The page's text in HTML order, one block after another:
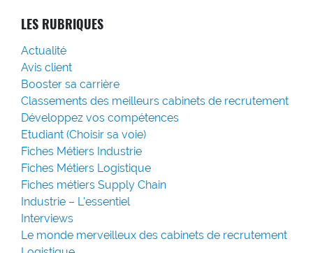
LES RUBRIQUES
Actualité
Avis client
Booster sa carrière
Classements des meilleurs cabinets de recrutement
Développez vos compétences
Etudiant (Choisir sa voie)
Fiches Métiers Industrie
Fiches Métiers Logistique
Fiches métiers Supply Chain
Industrie – L'essentiel
Interviews
Le monde merveilleux des cabinets de recrutement